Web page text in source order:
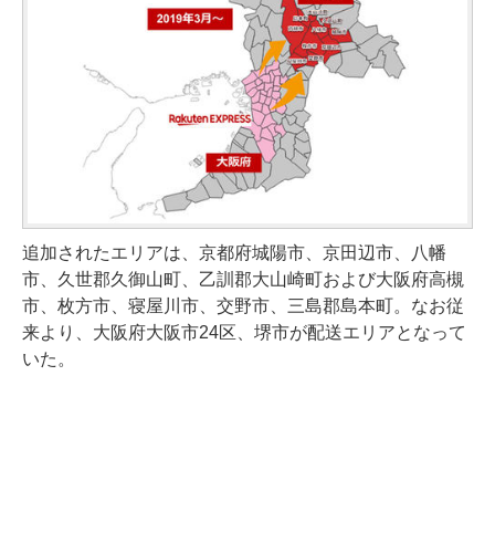
追加されたエリアは、京都府城陽市、京田辺市、八幡
市、久世郡久御山町、乙訓郡大山崎町および大阪府高槻
市、枚方市、寝屋川市、交野市、三島郡島本町。なお従
来より、大阪府大阪市24区、堺市が配送エリアとなって
いた。